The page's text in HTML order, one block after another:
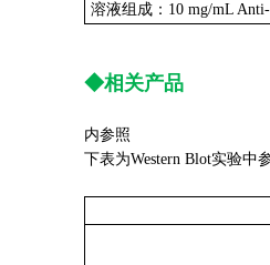
溶液组成：10 mg/mL
◆相关产品
内参照
下表为Western Blot实验中